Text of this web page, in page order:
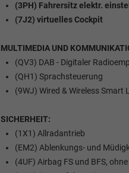
(3PH) Fahrersitz elektr.
(7J2) virtuelles Cockpit
MULTIMEDIA UND
(QV3) DAB - Digitaler
(QH1) Sprachsteuerung
(9WJ) Wired & Wireless
SICHERHEIT:
(1X1) Allradantrieb
(EM2) Ablenkungs- und
(4UF) Airbag FS und BFS,